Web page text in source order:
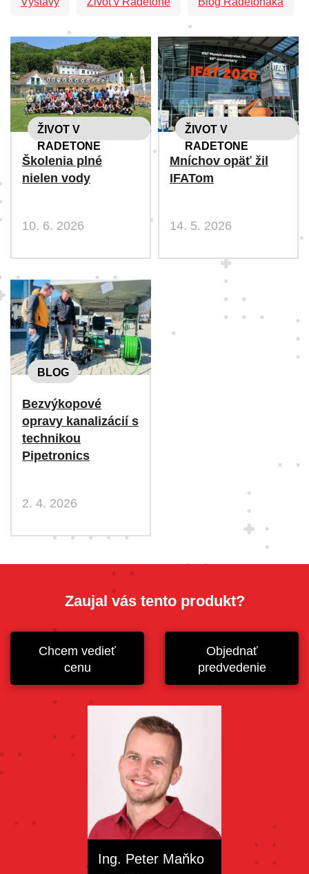
ŽIVOT V
RADETONE
Školenia plné
nielen vody
10. 6. 2026
ŽIVOT V
RADETONE
Mníchov opäť žil
IFATom
14. 5. 2026
BLOG
Bezvýkopové
opravy kanalizácií s
technikou
Pipetronics
2. 4. 2026
Zaujal vás tento produkt?
Chcem vedieť
cenu
Objednať
predvedenie
Ing. Peter Maňko